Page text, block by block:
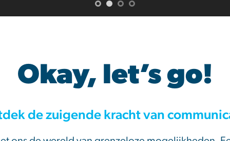
Okay, let’s go!
de zuigende kracht van